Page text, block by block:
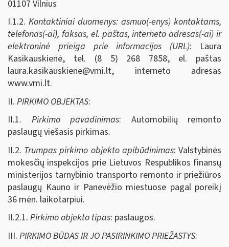
01107 Vilnius
I.1.2. Kontaktiniai duomenys: asmuo(-enys) kontaktams,
telefonas(-ai), faksas, el. paštas, interneto adresas(-ai) ir
elektroninė prieiga prie informacijos (URL): Laura
Kasikauskienė, tel. (8 5) 268 7858, el. paštas
laura.kasikauskiene@vmi.lt, interneto adresas
www.vmi.lt.
II. PIRKIMO OBJEKTAS:
II.1. Pirkimo pavadinimas: Automobilių remonto
paslaugų viešasis pirkimas.
II.2. Trumpas pirkimo objekto apibūdinimas: Valstybinės
mokesčių inspekcijos prie Lietuvos Respublikos finansų
ministerijos tarnybinio transporto remonto ir priežiūros
paslaugų Kauno ir Panevėžio miestuose pagal poreikį
36 mėn. laikotarpiui.
II.2.1. Pirkimo objekto tipas: paslaugos.
III. PIRKIMO BŪDAS IR JO PASIRINKIMO PRIEŽASTYS: